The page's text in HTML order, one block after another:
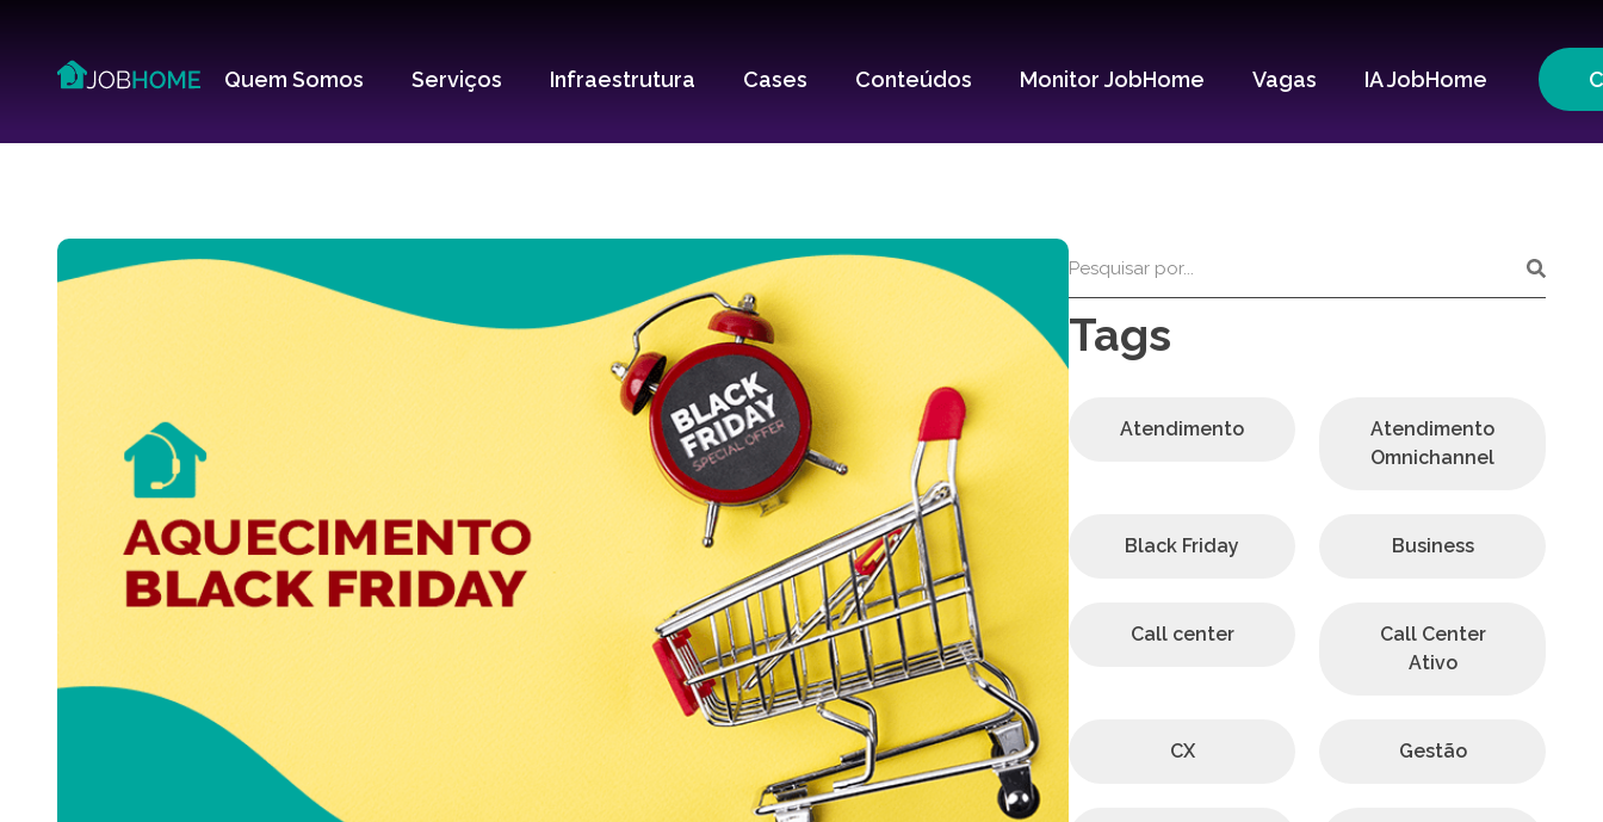
Quem Somos Serviços Infraestrutura Cases Conteúdos Monitor JobHome Vagas IA JobHome
Tags
Atendimento
Atendimento
Omnichannel
Black Friday Business
Call center
Call Center
Ativo
CX Gestão